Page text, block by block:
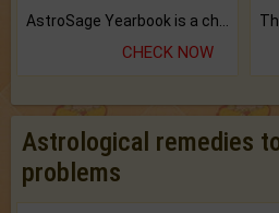
AstroSage Yearbook is a channel to fulfill your dreams and destiny.
CHECK NOW
Astrological remedies
problems